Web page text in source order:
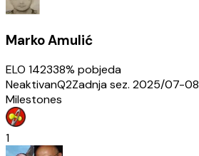
Marko Amulić
ELO 142338% pobjeda
NeaktivanQ2Zadnja sez. 2025/07-08
Milestones
1